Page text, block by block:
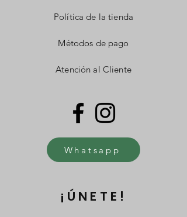
Política de la tienda
Métodos de pago
Atención al Cliente
Whatsapp
¡ÚNETE!